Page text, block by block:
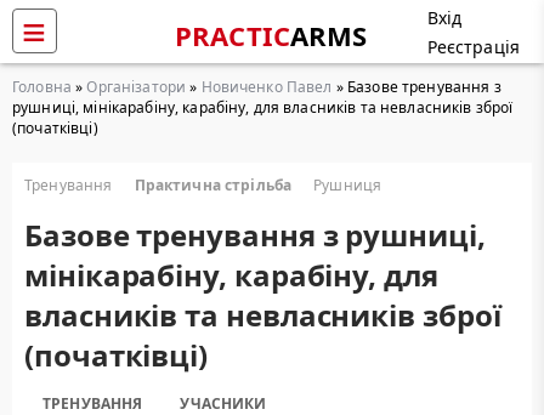
PRACTICARMS
Вхід
Реєстрація
Головна »Організатори » Новиченко Павел » Базове тренування з
рушниці, мінікарабіну, карабіну, для власників та невласників зброї
(початківці)
Тренування Практична стрільба Рушниця
Базове тренування з рушниці,
мінікарабіну, карабіну, для
власників та невласників зброї
(початківці)
ТРЕНУВАННЯ УЧАСНИКИ